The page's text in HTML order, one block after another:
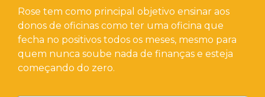
Rose tem como principal objetivo ensinar aos
donos de oficinas como ter uma oficina que
fecha no positivos todos os meses, mesmo para
quem nunca soube nada de finanças e esteja
começando do zero.